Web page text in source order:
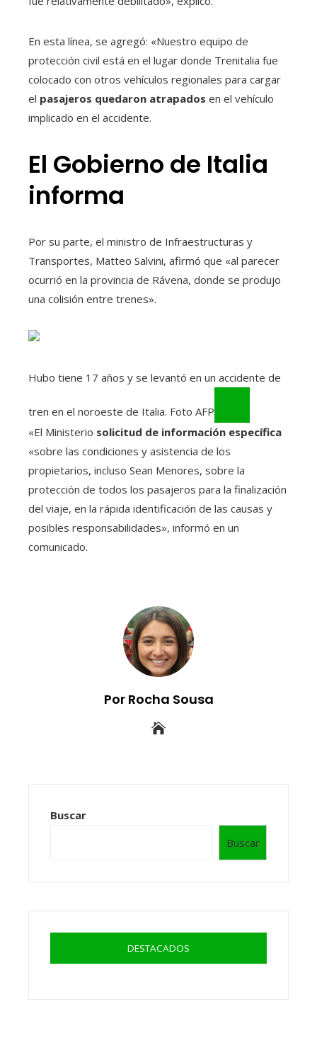
En esta línea, se agregó: «Nuestro equipo de
protección civil está en el lugar donde Trenitalia fue
colocado con otros vehículos regionales para cargar
el pasajeros quedaron atrapados en el vehículo
implicado en el accidente.
El Gobierno de Italia
informa
Por su parte, el ministro de Infraestructuras y
Transportes, Matteo Salvini, afirmó que «al parecer
ocurrió en la provincia de Rávena, donde se produjo
una colisión entre trenes».
Hubo tiene 17 años y se levantó en un accidente de
tren en el noroeste de Italia. Foto AFP
«El Ministerio solicitud de información específica
«sobre las condiciones y asistencia de los
propietarios, incluso Sean Menores, sobre la
protección de todos los pasajeros para la finalización
del viaje, en la rápida identificación de las causas y
posibles responsabilidades», informó en un
comunicado.
Por Rocha Sousa
Buscar
Buscar
DESTACADOS